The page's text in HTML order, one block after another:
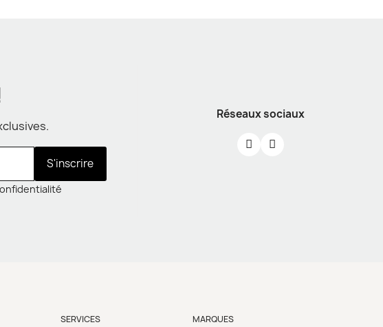
S'inscrire
Réseaux sociaux
SERVICES MARQUES